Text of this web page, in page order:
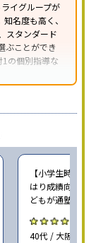
イグループが
名度も高く、
スタンダード
ぶことができ
の個別指導な
【小学生時の通
はり成績向上に
どもが通塾。回
40代 / 大阪府 女